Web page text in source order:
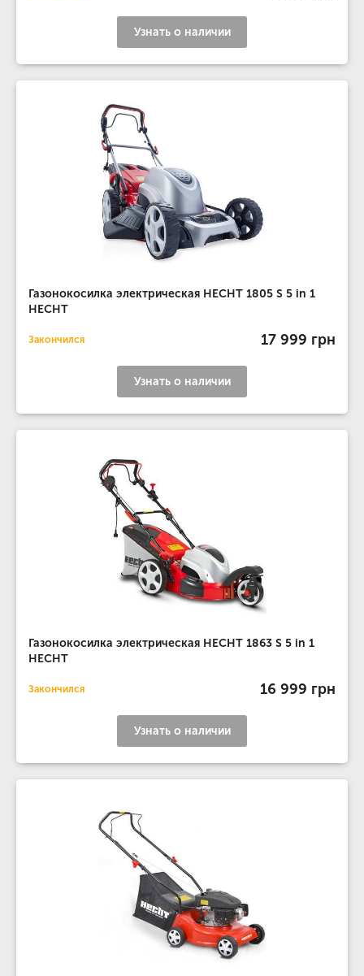
Узнать о наличии
Газонокосилка электрическая HECHT 1805 S 5 in 1
HECHT
Закончился 17 999 грн
Узнать о наличии
Газонокосилка электрическая HECHT 1863 S 5 in 1
HECHT
Закончился 16 999 грн
Узнать о наличии